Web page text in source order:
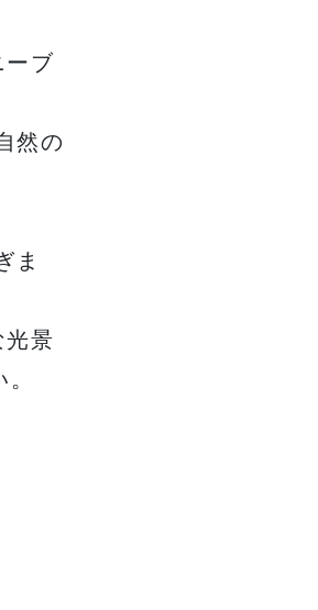
ーブ
然の
ま
光景